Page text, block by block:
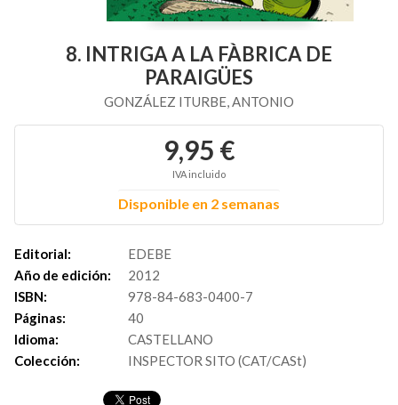
8. INTRIGA A LA FÀBRICA DE
PARAIGÜES
GONZÁLEZ ITURBE, ANTONIO
9,95 €
IVA incluido
Disponible en 2 semanas
Editorial:
EDEBE
Año de edición:
2012
ISBN:
978-84-683-0400-7
Páginas:
40
Idioma:
CASTELLANO
Colección:
INSPECTOR SITO (CAT/CASt)